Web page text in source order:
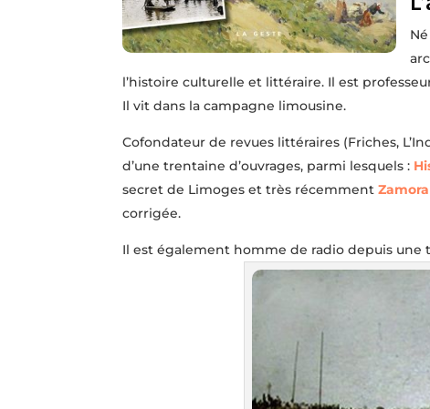
l’histoire culturelle et littéraire. Il est
Il vit dans la campagne limousine.
Cofondateur de revues littéraires (Friches,
d’une trentaine d’ouvrages, parmi lesquels :
secret de Limoges et très récemment
corrigée.
Il est également homme de radio depuis une